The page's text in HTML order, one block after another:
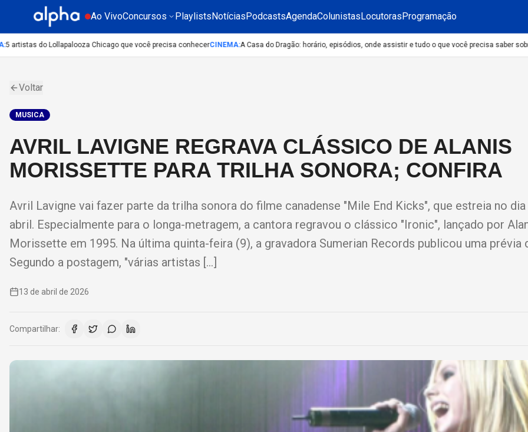
Ao VivoConcursos PlaylistsNotíciasPodcastsAgendaColunistasLocutorasProgramação
do Lollapalooza Chicago que você precisa conhecerCINEMA:A Casa do Dragão: horário, episódios, onde assistir e tudo o que você precisa saber sobre
Voltar
MUSICA
AVRIL LAVIGNE REGRAVA CLÁSSICO DE ALANIS
MORISSETTE PARA TRILHA SONORA; CONFIRA
Avril Lavigne vai fazer parte da trilha sonora do filme canadense "Mile End Kicks", que estreia no
abril. Especialmente para o longa-metragem, a cantora regravou o clássico "Ironic", lançado por
Morissette em 1995. Na última quinta-feira (9), a gravadora Sumerian Records publicou uma prévia
Segundo a postagem, "várias artistas […]
13 de abril de 2026
Compartilhar: